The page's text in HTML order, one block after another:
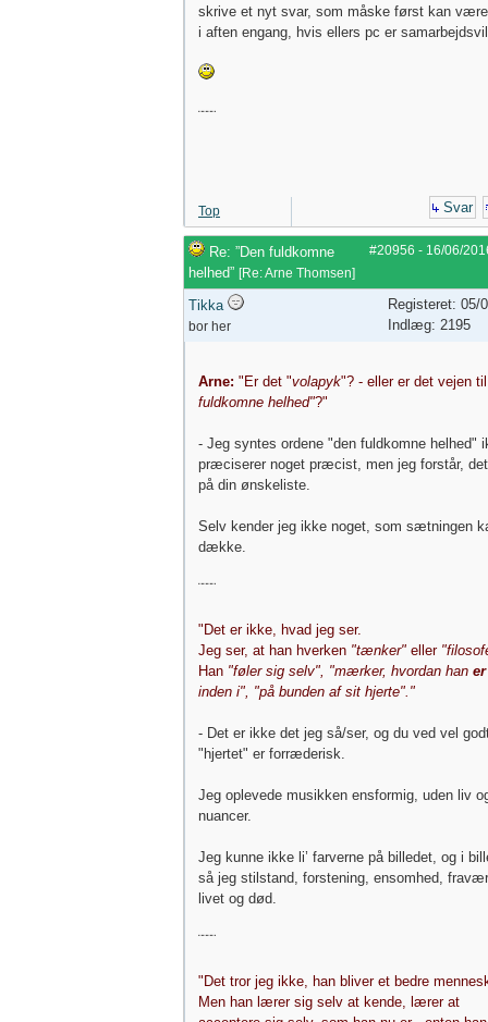
skrive et nyt svar, som måske først kan
i aften engang, hvis ellers pc er
¨¨¨¨
Top Svar
#20956 - 16/06/
Re: ”Den fuldkomne
helhed” [Re: Arne Thomsen]
Tikka
bor her
Registeret: 05/
Indlæg: 2195
Arne: "Er det "volapyk"? - eller er det vejen
fuldkomne helhed"?"
- Jeg syntes ordene "den fuldkomne helhed"
præciserer noget præcist, men jeg forstår,
på din ønskeliste.
Selv kender jeg ikke noget, som sætningen
dække.
¨¨¨¨
"Det er ikke, hvad jeg ser.
Jeg ser, at han hverken "tænker" eller
Han "føler sig selv", "mærker, hvordan han er
inden i", "på bunden af sit hjerte"."
- Det er ikke det jeg så/ser, og du ved vel
"hjertet" er forræderisk.
Jeg oplevede musikken ensformig, uden liv
nuancer.
Jeg kunne ikke li’ farverne på billedet, og i
så jeg stilstand, forstening, ensomhed,
livet og død.
¨¨¨¨
"Det tror jeg ikke, han bliver et bedre
Men han lærer sig selv at kende, lærer at